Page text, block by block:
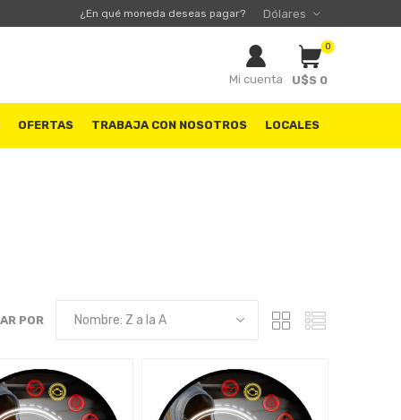
¿En qué moneda deseas pagar?
Mi cuenta
0
U$S 0
OFERTAS TRABAJA CON NOSOTROS LOCALES
POR